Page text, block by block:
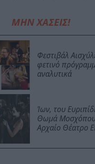
ΜΗΝ ΧΑΣΕΙΣ!
Φεστιβάλ
φετινό
αναλυτικά
Ίων, του
Θωμά
Αρχαίο Θέατρο